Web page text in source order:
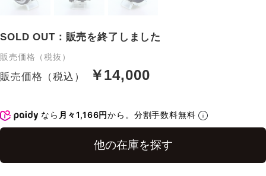
SOLD OUT：販売を終了しました
販売価格（税抜）
販売価格（税込） ￥14,000
なら 月々1,166円から。分割手数料無料